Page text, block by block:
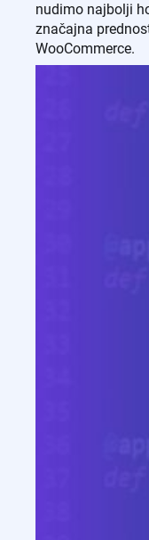
nudimo najbolji
značajna
WooCommerce.